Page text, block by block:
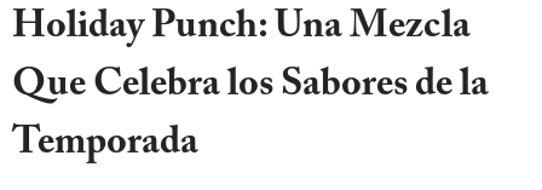
Holiday Punch: Una Mezcla
Que Celebra los Sabores de la
Temporada